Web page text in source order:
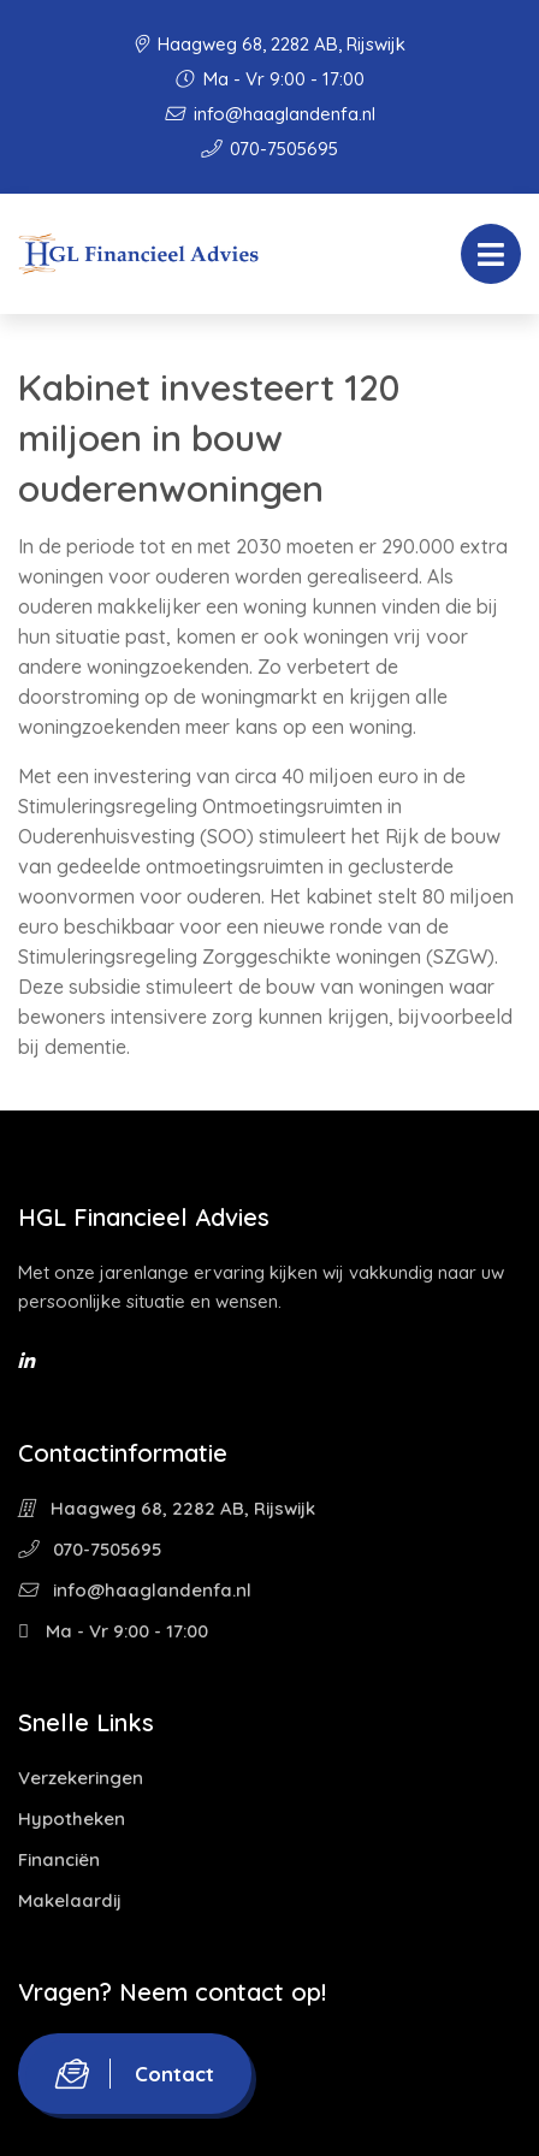
Haagweg 68, 2282 AB, Rijswijk
Ma - Vr 9:00 - 17:00
info@haaglandenfa.nl
070-7505695
Kabinet investeert 120
miljoen in bouw
ouderenwoningen
In de periode tot en met 2030 moeten er 290.000 extra
woningen voor ouderen worden gerealiseerd. Als
ouderen makkelijker een woning kunnen vinden die bij
hun situatie past, komen er ook woningen vrij voor
andere woningzoekenden. Zo verbetert de
doorstroming op de woningmarkt en krijgen alle
woningzoekenden meer kans op een woning.
Met een investering van circa 40 miljoen euro in de
Stimuleringsregeling Ontmoetingsruimten in
Ouderenhuisvesting (SOO) stimuleert het Rijk de bouw
van gedeelde ontmoetingsruimten in geclusterde
woonvormen voor ouderen. Het kabinet stelt 80 miljoen
euro beschikbaar voor een nieuwe ronde van de
Stimuleringsregeling Zorggeschikte woningen (SZGW).
Deze subsidie stimuleert de bouw van woningen waar
bewoners intensivere zorg kunnen krijgen, bijvoorbeeld
bij dementie.
HGL Financieel Advies
Met onze jarenlange ervaring kijken wij vakkundig naar uw
persoonlijke situatie en wensen.
Contactinformatie
Haagweg 68, 2282 AB, Rijswijk
070-7505695
info@haaglandenfa.nl
Ma - Vr 9:00 - 17:00
Snelle Links
Verzekeringen
Hypotheken
Financiën
Makelaardij
Vragen? Neem contact op!
Contact